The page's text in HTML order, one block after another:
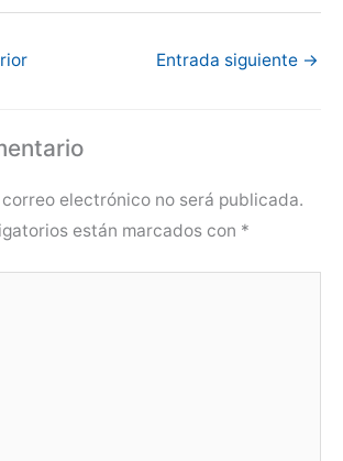
Entrada siguiente →
electrónico no será publicada.
están marcados con *